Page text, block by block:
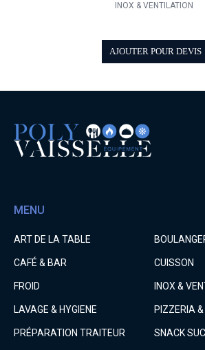
INOX & VENTILATION
AJOUTER POUR DEVIS
MENU
ART DE LA TABLE
CAFÉ & BAR CUISSON
FROID INOX &
LAVAGE & HYGIENE PIZZERIA
PRÉPARATION TRAITEUR SNACK